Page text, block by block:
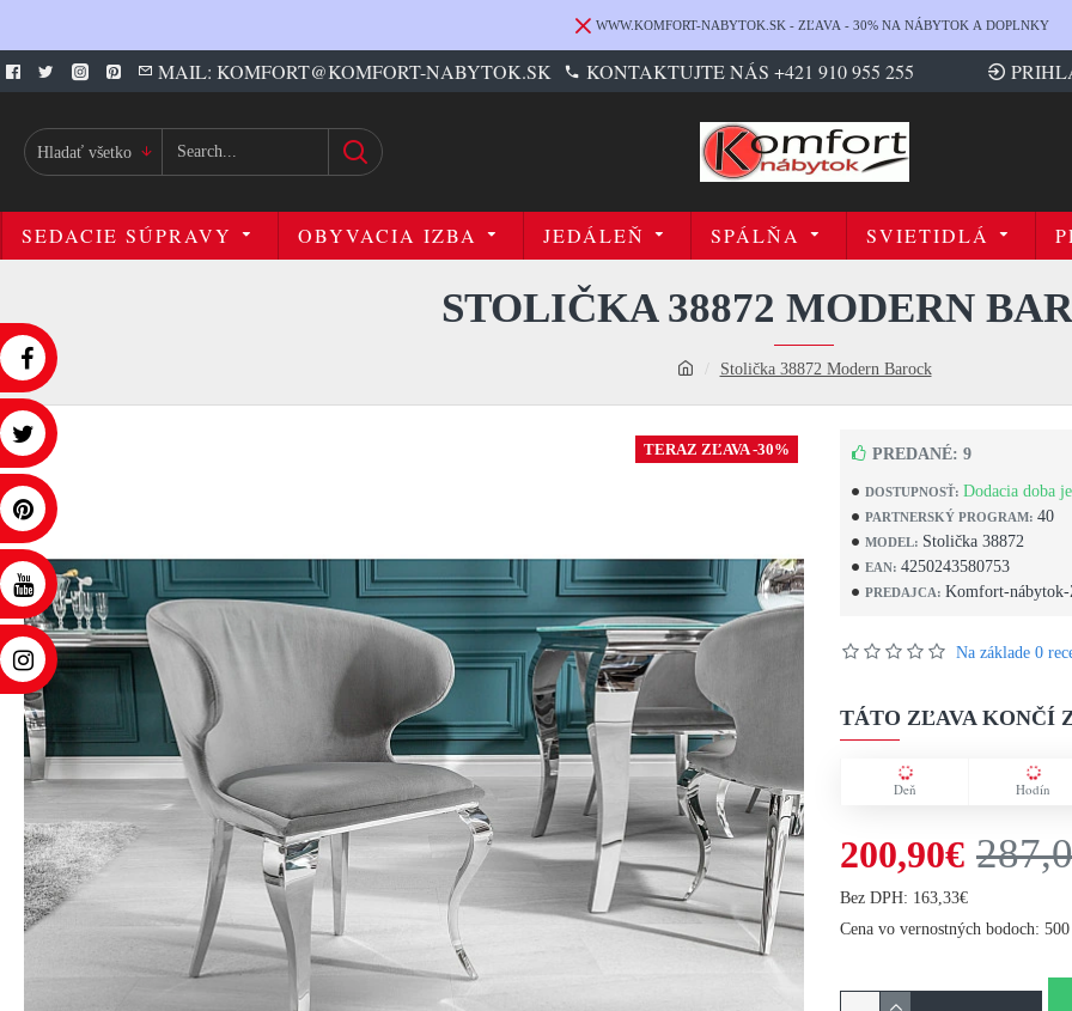
WWW.KOMFORT-NABYTOK.SK - ZĽAVA - 30% NA NÁBYTOK A DOPLNKY
MAIL: KOMFORT@KOMFORT-NABYTOK.SK KONTAKTUJTE NÁS +421 910 955 255
Hladať všetko
SEDACIE SÚPRAVY OBYVACIA IZBA JEDÁLEŇ SPÁLŇA SVIETIDLÁ
Stolička 38872 Modern Barock
STOLIČKA 38872 MODERN
TERAZ ZĽAVA -30%
DOSTUPNOSŤ: Dodacia doba
PARTNERSKÝ PROGRAM: 40
MODEL: Stolička 38872
EAN: 4250243580753
PREDAJCA: Komfort-
PREDANÉ: 9
Na základe 0
TÁTO ZĽAVA KONČÍ
Deň Hodín
200,90€
Bez DPH: 163,33€
Cena vo vernostných bodoch: 500